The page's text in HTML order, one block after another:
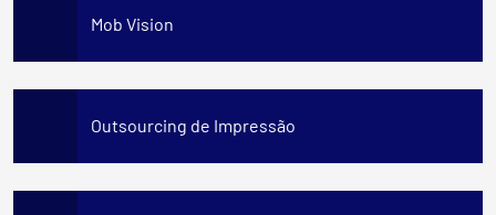
Mob Vision
Outsourcing de Impressão